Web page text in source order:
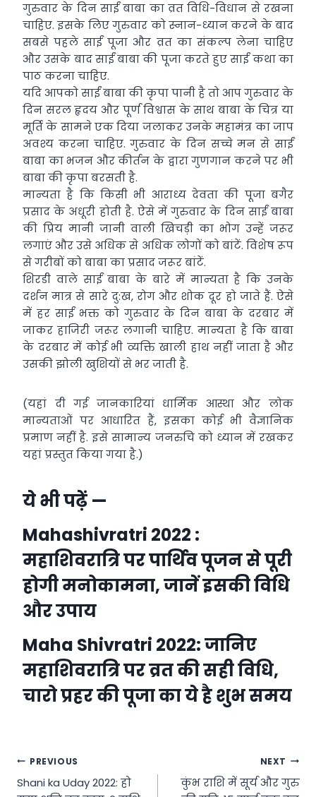
गुरुवार के दिन साईं बाबा का व्रत विधि-विधान से रखना
चाहिए. इसके लिए गुरुवार को स्नान-ध्यान करने के बाद
सबसे पहले साईं पूजा और व्रत का संकल्प लेना चाहिए
और उसके बाद साईं बाबा की पूजा करते हुए साईं कथा का
पाठ करना चाहिए.
यदि आपको साईं बाबा की कृपा पानी है तो आप गुरुवार के
दिन सरल हृदय और पूर्ण विश्वास के साथ बाबा के चित्र या
मूर्ति के सामने एक दिया जलाकर उनके महामंत्र का जाप
अवश्य करना चाहिए. गुरुवार के दिन सच्चे मन से साईं
बाबा का भजन और कीर्तन के द्वारा गुणगान करने पर भी
बाबा की कृपा बरसती है.
मान्यता है कि ​किसी भी आराध्य देवता की पूजा बगैर
प्रसाद के अधूरी होती है. ऐसे में गुरुवार के दिन साईं बाबा
की प्रिय मानी जानी वाली खिचड़ी का भोग उन्हें जरूर
लगाएं और उसे अधिक से अधिक लोगों को बांटें. विशेष रूप
से गरीबों को बाबा का प्रसाद जरूर बांटें.
शिरडी वाले साईं बाबा के बारे में मान्यता है कि उनके
दर्शन मात्र से सारे दु:ख, रोग और शोक दूर हो जाते हैं. ऐसे
में हर साईं भक्त को गुरुवार के दिन बाबा के दरबार में
जाकर हाजिरी जरूर लगानी चाहिए. मान्यता है कि बाबा
के दरबार में कोई भी व्यक्ति खाली हाथ नहीं जाता है और
उसकी झोली खुशियों से भर जाती है.
(यहां दी गई जानकारियां धार्मिक आस्था और लोक
मान्यताओं पर आधारित हैं, इसका कोई भी वैज्ञानिक
प्रमाण नहीं है. इसे सामान्य जनरुचि को ध्यान में रखकर
यहां प्रस्तुत किया गया है.)
ये भी पढ़ें —
Mahashivratri 2022 :
महाशिवरात्रि पर पार्थिव पूजन से पूरी
होगी मनोकामना, जानें इसकी विधि
और उपाय
Maha Shivratri 2022: जानिए
महाशिवरात्रि पर व्रत की सही विधि,
चारो प्रहर की पूजा का ये है शुभ समय
Post
PREVIOUS
Shani ka Uday 2022: हो
NEXT
कुंभ राशि में सूर्य और गुरु